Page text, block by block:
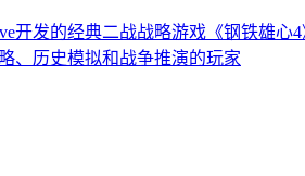
开发的经典二战战略游戏《钢铁
、历史模拟和战争推演的玩家